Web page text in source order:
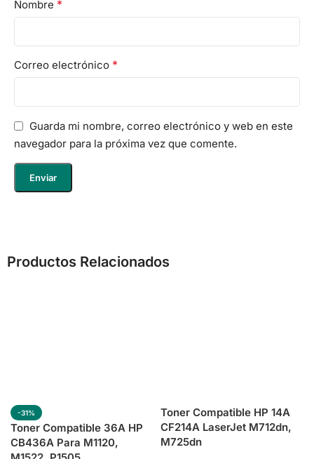
Nombre *
Correo electrónico *
Guarda mi nombre, correo electrónico y web en este
navegador para la próxima vez que comente.
Productos Relacionados
-31%
Toner Compatible 36A HP
CB436A Para M1120,
Toner Compatible HP 14A
CF214A LaserJet M712dn,
M725dn